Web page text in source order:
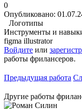
0
Опубликовано:
Логотипы
Инструменты и
figma illustrator
Войдите или
работы фрилансеров.
Предыдущая работа
Другие работы